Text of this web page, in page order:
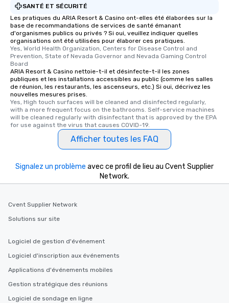
SANTÉ ET SÉCURITÉ
Les pratiques du ARIA Resort & Casino ont-elles été élaborées sur la
base de recommandations de services de santé émanant
d'organismes publics ou privés ? Si oui, veuillez indiquer quelles
organisations ont été utilisées pour élaborer ces pratiques.
Yes, World Health Organization, Centers for Disease Control and
Prevention, State of Nevada Governor and Nevada Gaming Control
Board
ARIA Resort & Casino nettoie-t-il et désinfecte-t-il les zones
publiques et les installations accessibles au public (comme les salles
de réunion, les restaurants, les ascenseurs, etc.) Si oui, décrivez les
nouvelles mesures prises.
Yes, High touch surfaces will be cleaned and disinfected regularly,
with a more frequent focus on the bathrooms. Self-service machines
will be cleaned regularly with disinfectant that is approved by the EPA
for use against the virus that causes COVID-19.
Afficher toutes les FAQ
Signalez un problème avec ce profil de lieu au Cvent Supplier
Network.
Cvent Supplier Network
Solutions sur site
Logiciel de gestion d'événement
Logiciel d'inscription aux événements
Applications d'événements mobiles
Gestion stratégique des réunions
Logiciel de sondage en ligne